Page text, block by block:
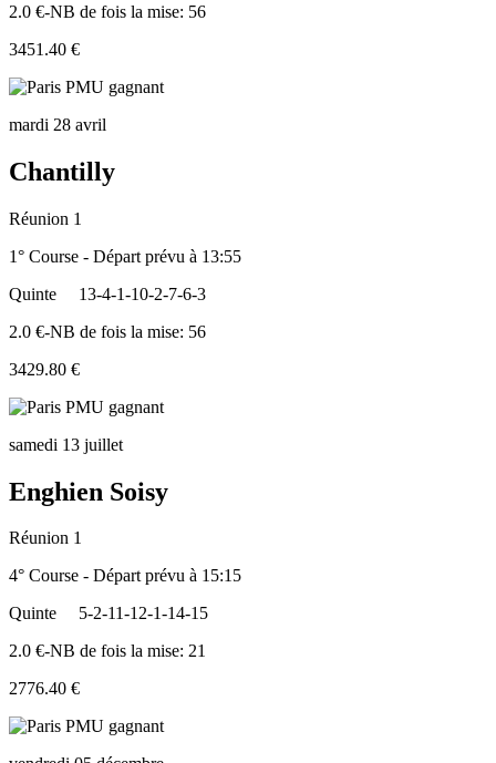
2.0 €-NB de fois la mise: 56
3451.40 €
mardi 28 avril
Chantilly
Réunion 1
1° Course - Départ prévu à 13:55
Quinte
13-4-1-10-2-7-6-3
2.0 €-NB de fois la mise: 56
3429.80 €
samedi 13 juillet
Enghien Soisy
Réunion 1
4° Course - Départ prévu à 15:15
Quinte
5-2-11-12-1-14-15
2.0 €-NB de fois la mise: 21
2776.40 €